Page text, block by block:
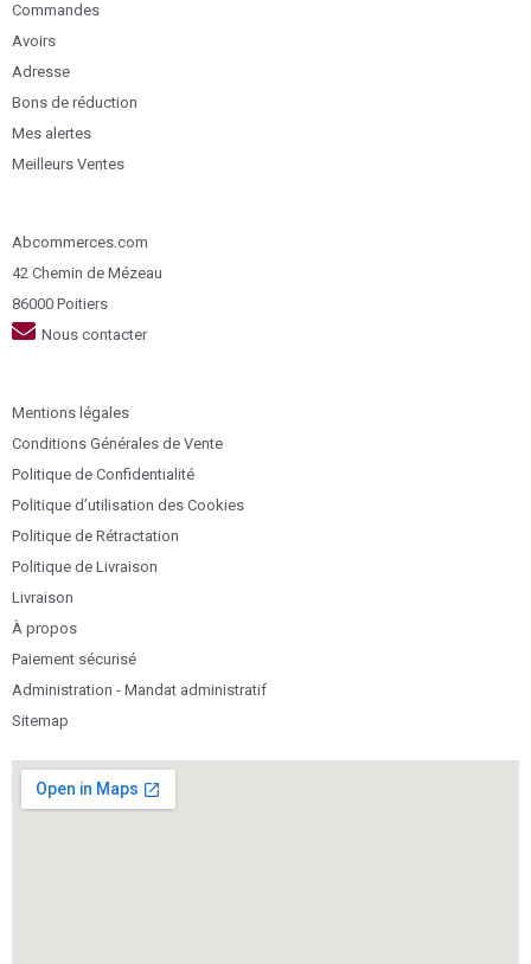
Commandes
Avoirs
Adresse
Bons de réduction
Mes alertes
Meilleurs Ventes
Abcommerces.com
42 Chemin de Mézeau
86000 Poitiers
Nous contacter
Mentions légales
Conditions Générales de Vente
Politique de Confidentialité
Politique d’utilisation des Cookies
Politique de Rétractation
Politique de Livraison
Livraison
À propos
Paiement sécurisé
Administration - Mandat administratif
Sitemap